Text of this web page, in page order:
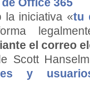
Office 365
la iniciativa «tu
el correo
Scott
y